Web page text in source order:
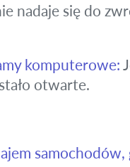
nadaje się do
komputerowe:
otwarte.
samochodów,